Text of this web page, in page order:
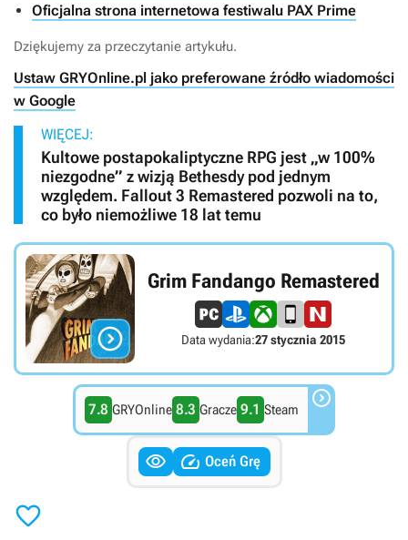
Oficjalna strona internetowa festiwalu PAX Prime
Dziękujemy za przeczytanie artykułu.
Ustaw GRYOnline.pl jako preferowane źródło wiadomości
w Google
WIĘCEJ:
Kultowe postapokaliptyczne RPG jest „w 100%
niezgodne” z wizją Bethesdy pod jednym
względem. Fallout 3 Remastered pozwoli na to,
co było niemożliwe 18 lat temu

Grim Fandango Remastered
Data wydania:27 stycznia 2015
7.8 GRYOnline 8.3 Gracze 9.1 Steam 
  Oceń Grę
